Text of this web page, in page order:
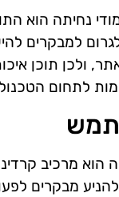
נחיתה הוא
למבקרים
תוכן
לתחום
הוא מרכיב
להניע מבקרים